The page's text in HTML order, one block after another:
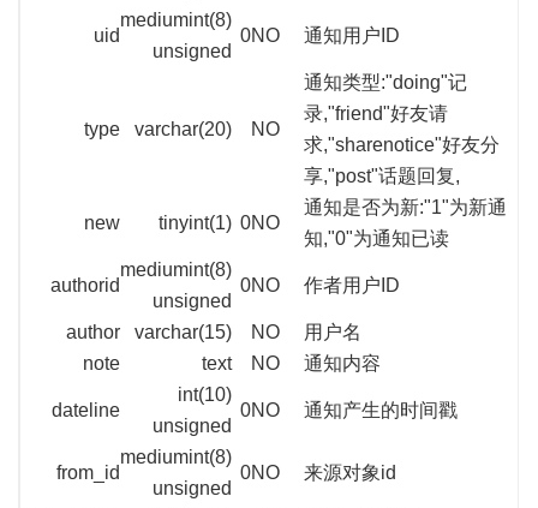
uid
mediumint(8)
unsigned
0NO 通知用户ID
type varchar(20) NO
通知类型:"doing"记
录,"friend"好友请
求,"sharenotice"好友分
享,"post"话题回复,
new tinyint(1) 0NO
通知是否为新:"1"为新通
知,"0"为通知已读
authorid
mediumint(8)
unsigned
0NO 作者用户ID
author varchar(15) NO
用户名
note
text NO 通知内容
dateline
int(10)
unsigned
0NO 通知产生的时间戳
from_id
mediumint(8)
unsigned
0NO 来源对象id